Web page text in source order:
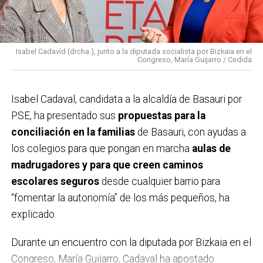
han encarecido hasta un 20%. Por suerte, tenemos un
Ayuntamiento fuerte. Hemos hecho una gestión del
gasto seria y con rigor. Hemos reducido la deuda del
ayuntamiento, que junto con los mejores ingresos
proporcionados por la Diputación, nos ha permitido
a mejorar Basauri y hacernos capaces de asumir
inversiones a futuro.
Aparte de la pandemia, ¿cuál creéis que es el
momento más destacado o importante de la
legislatura que acaba? La pandemia fue el punto
más importante, nadie nos preparó para la gestión de
algo así, pero salimos todos juntos. Nos tocó atender
situación sanitaria. El hecho más destacado creo que
Isabel Cadavid (drcha.), junto a la diputada socialista por Bizkaia en el
Congreso, María Guijarro / Cedida
Isabel Cadaval, candidata a la alcaldía de Basauri por
PSE, ha presentado sus propuestas para la
conciliación en la familiasde Basauri, con ayudas a
los colegios para que pongan en marcha aulas de
madrugadores y para que creen caminos
escolares segurosdesde cualquier barrio para
“fomentar la autonomía” de los más pequeños, ha
explicado.
Durante un encuentro con la diputada por Bizkaia en el
Congreso, María Guijarro, Cadaval ha apostado